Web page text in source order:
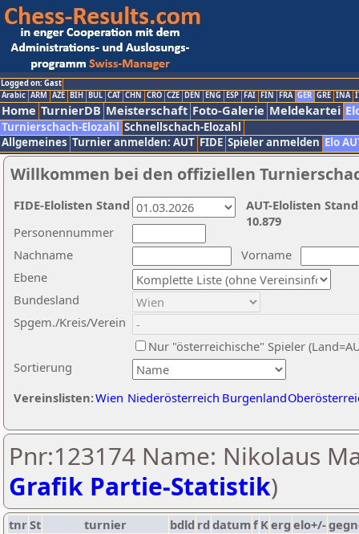
Logged on: Gast
Arabic ARM AZE BIH BUL CAT CHN CRO CZE DEN ENG ESP FAI FIN FRA GER GRE INA
Home TurnierDB Meisterschaft Foto-Galerie Meldekartei
Turnierschach-Elozahl Schnellschach-Elozahl
Allgemeines Turnier anmelden: AUT FIDE Spieler anmelden Elo
Willkommen bei den offiziellen
Nachname
Vorname
Ebene
Sortierung
Personennummer
Bundesland
Spgem./Kreis/Verein
Nur "österreichische" Spieler
Vereinslisten:Wien Niederösterreich Burgenland
AUT-Elolisten
10.879
FIDE-Elolisten Stand
Pnr:123174 Name: Nikolaus
Grafik Partie-Statistik)
tnrSt turnier bdld rd datumf Kerg elo+/-